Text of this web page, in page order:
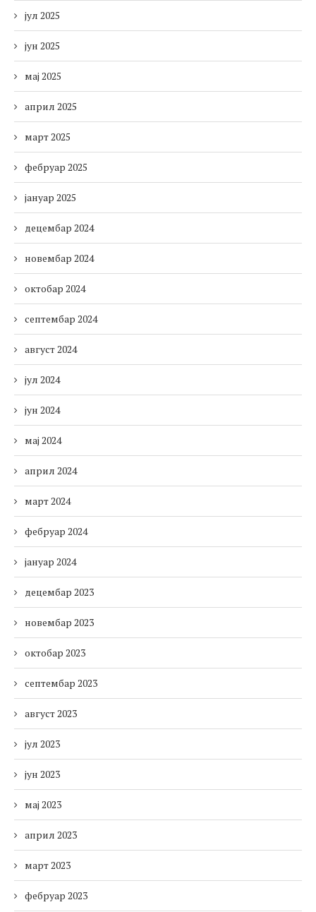
јул 2025
јун 2025
мај 2025
април 2025
март 2025
фебруар 2025
јануар 2025
децембар 2024
новембар 2024
октобар 2024
септембар 2024
август 2024
јул 2024
јун 2024
мај 2024
април 2024
март 2024
фебруар 2024
јануар 2024
децембар 2023
новембар 2023
октобар 2023
септембар 2023
август 2023
јул 2023
јун 2023
мај 2023
април 2023
март 2023
фебруар 2023